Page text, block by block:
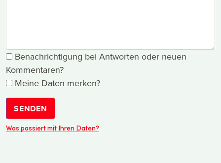
Benachrichtigung bei Antworten oder neuen
Kommentaren?
Meine Daten merken?
SENDEN
Was passiert mit Ihren Daten?